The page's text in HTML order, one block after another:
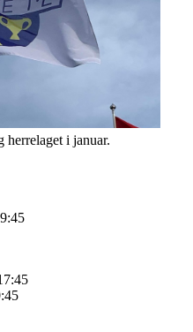
herrelaget i januar.